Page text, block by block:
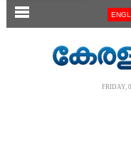
SECTIONS
FRIDAY,